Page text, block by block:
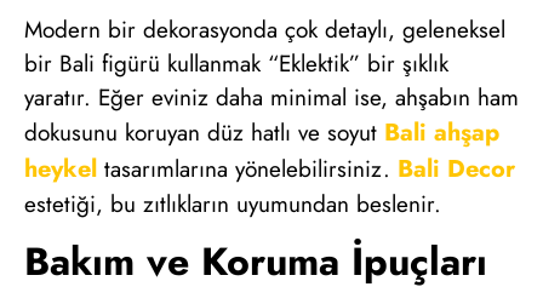
Modern bir dekorasyonda çok detaylı, geleneksel
bir Bali figürü kullanmak “Eklektik” bir şıklık
yaratır. Eğer eviniz daha minimal ise, ahşabın ham
dokusunu koruyan düz hatlı ve soyut Bali ahşap
heykel tasarımlarına yönelebilirsiniz. Bali Decor
estetiği, bu zıtlıkların uyumundan beslenir.
Bakım ve Koruma İpuçları